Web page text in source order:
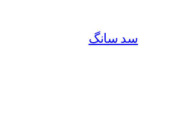
سد سانگ